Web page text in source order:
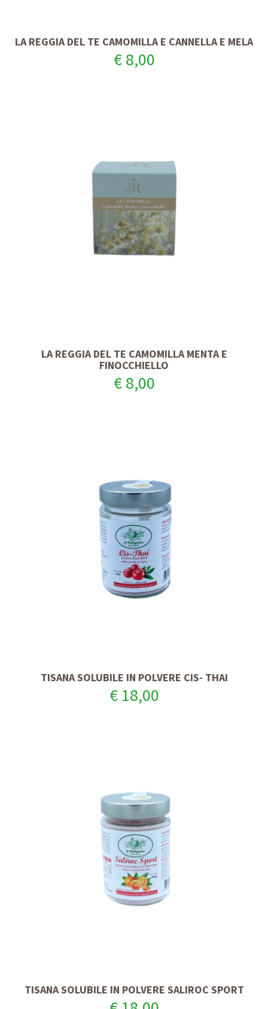
LA REGGIA DEL TE CAMOMILLA E CANNELLA E MELA
€ 8,00
LA REGGIA DEL TE CAMOMILLA MENTA E
FINOCCHIELLO
€ 8,00
TISANA SOLUBILE IN POLVERE CIS- THAI
€ 18,00
TISANA SOLUBILE IN POLVERE SALIROC SPORT